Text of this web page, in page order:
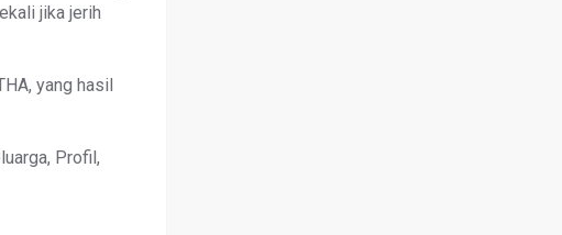
jika jerih
yang hasil
Profil,